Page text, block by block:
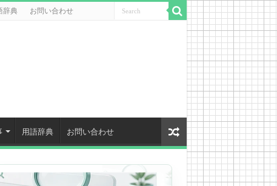
辞典 お問い合わせ
用語辞典 お問い合わせ